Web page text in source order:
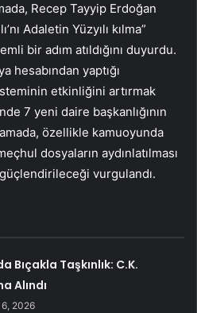
Recep Tayyip Erdoğan
Adaletin Yüzyılı kılma”
bir adım atıldığını duyurdu.
hesabından yaptığı
etkinliğini artırmak
7 yeni daire başkanlığının
özellikle kamuoyunda
dosyaların aydınlatılması
vurgulandı.
Bıçakla Taşkınlık: C.K.
Alındı
2026